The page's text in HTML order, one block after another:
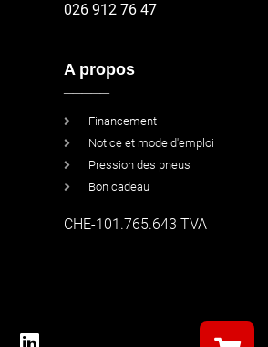
026 912 76 47
A propos
Financement
Notice et mode d'emploi
Pression des pneus
Bon cadeau
CHE-101.765.643 TVA